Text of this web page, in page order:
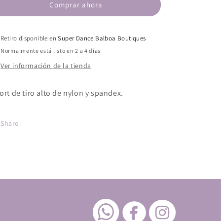
Niña
-
Niña
Comprar ahora
Retiro disponible enSuper Dance Balboa Boutiques
Normalmente está listo en 2 a 4 días
Ver información de la tienda
de tiro alto de nylon y spandex.
Share